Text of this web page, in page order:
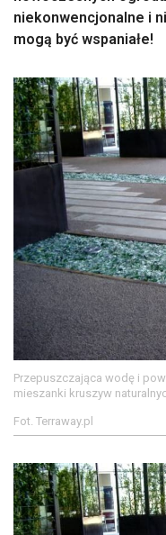
niekonwencjonalne i
mogą być wspaniałe!
Przepuszczająca wodę i
mieszanki kruszyw
Fot. Terraway.pl